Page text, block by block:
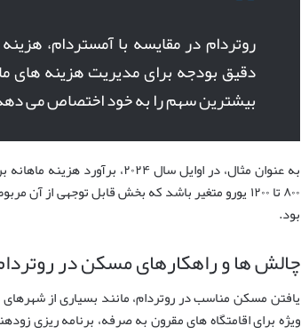
روتردام در مقایسه با آمستردام،
دقیق بودجه برای مدیریت هزینه
بیشترین سهم را به خود اختصاص می
به عنوان مثال، در اوایل سال
۸۰۰ تا ۱۲۰۰ یورو متغیر باشد که بخش قابل توجهی از
بود.
چالش ها و راهکارهای مسکن در
یافتن مسکن مناسب در روتردام، مانند بسیاری از